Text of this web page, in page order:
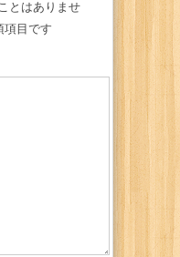
とはありませ
項目です